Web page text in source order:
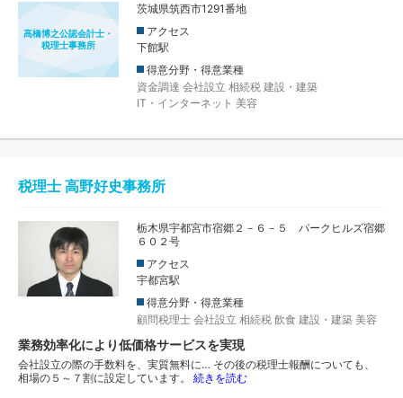
髙橋博之公認会計士・
税理士事務所
茨城県筑西市1291番地
アクセス
下館駅
得意分野・得意業種
資金調達 会社設立 相続税 建設・建築
IT・インターネット 美容
税理士 高野好史事務所
栃木県宇都宮市宿郷２－６－５ パークヒルズ宿郷
６０２号
アクセス
宇都宮駅
得意分野・得意業種
顧問税理士 会社設立 相続税 飲食 建設・建築 美容
業務効率化により低価格サービスを実現
会社設立の際の手数料を、実質無料に… その後の税理士報酬についても、
相場の５～７割に設定しています。 続きを読む